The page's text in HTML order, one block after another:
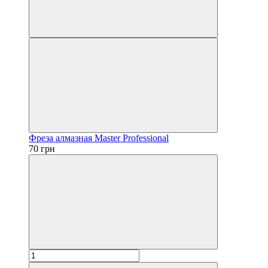
Фреза алмазная Master Professional
70 грн